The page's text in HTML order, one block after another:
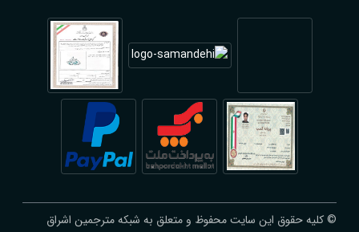
© کلیه حقوق این سایت محفوظ و متعلق به شبکه مترجمین اشراق